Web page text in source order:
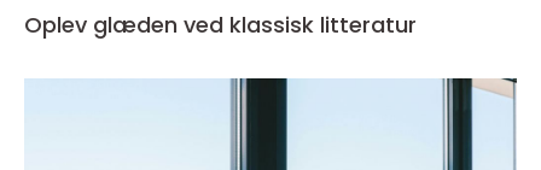
Oplev glæden ved klassisk litteratur